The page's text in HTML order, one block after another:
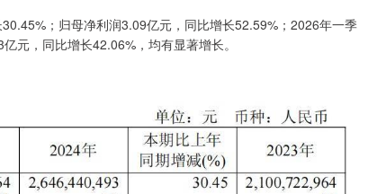
；归母净利润3.09亿元，同比增长52.59%；2026年一季
元，同比增长42.06%，均有显著增长。